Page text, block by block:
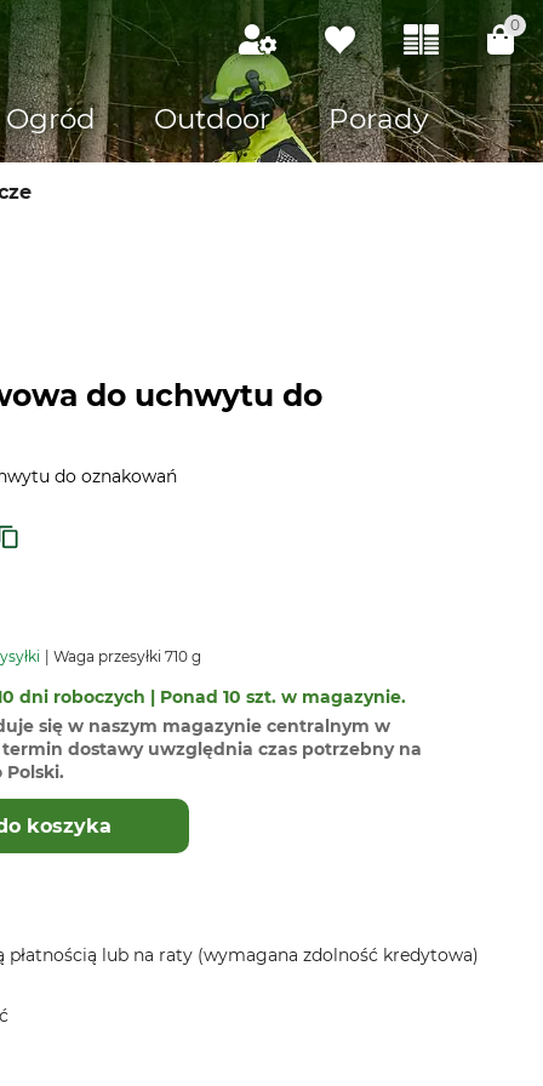
0
Ogród Outdoor Porady
do uchwytu do
do oznakowań
Waga przesyłki 710 g
dni roboczych | Ponad 10 szt. w magazynie.
się w naszym magazynie centralnym w
dostawy uwzględnia czas potrzebny na
koszyka
płatnością lub na raty (wymagana zdolność kredytowa)